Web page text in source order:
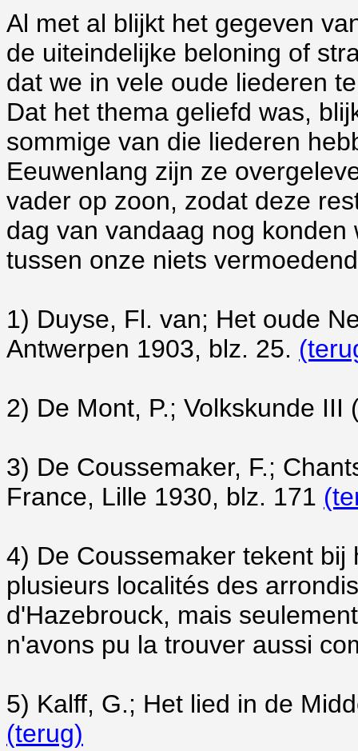
Al met al blijkt het gegeven
de uiteindelijke beloning of
dat we in vele oude liederen
Dat het thema geliefd was,
sommige van die liederen
Eeuwenlang zijn ze
vader op zoon, zodat deze
dag van vandaag nog
tussen onze niets
1) Duyse, Fl. van; Het oude
Antwerpen 1903, blz. 25.
2) De Mont, P.; Volkskunde
3) De Coussemaker, F.;
France, Lille 1930, blz. 171
4) De Coussemaker tekent
plusieurs localités des
d'Hazebrouck, mais
n'avons pu la trouver aussi
5) Kalff, G.; Het lied in de
(terug)